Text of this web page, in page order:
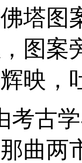
塔图
图
映，
考古
曲两